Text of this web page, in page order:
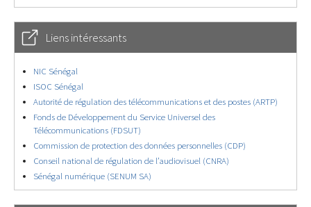
Liens intéressants
NIC Sénégal
ISOC Sénégal
Autorité de régulation des télécommunications et des postes (ARTP)
Fonds de Développement du Service Universel des
Télécommunications (FDSUT)
Commission de protection des données personnelles (CDP)
Conseil national de régulation de l’audiovisuel (CNRA)
Sénégal numérique (SENUM SA)